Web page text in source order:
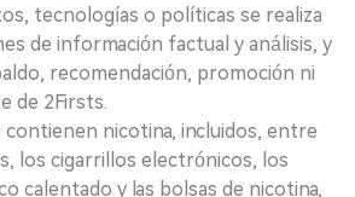
tecnologías o políticas se realiza
de información factual y análisis, y
recomendación, promoción ni
de 2Firsts.
nicotina, incluidos, entre
los cigarrillos electrónicos, los
calentado y las bolsas de nicotina,